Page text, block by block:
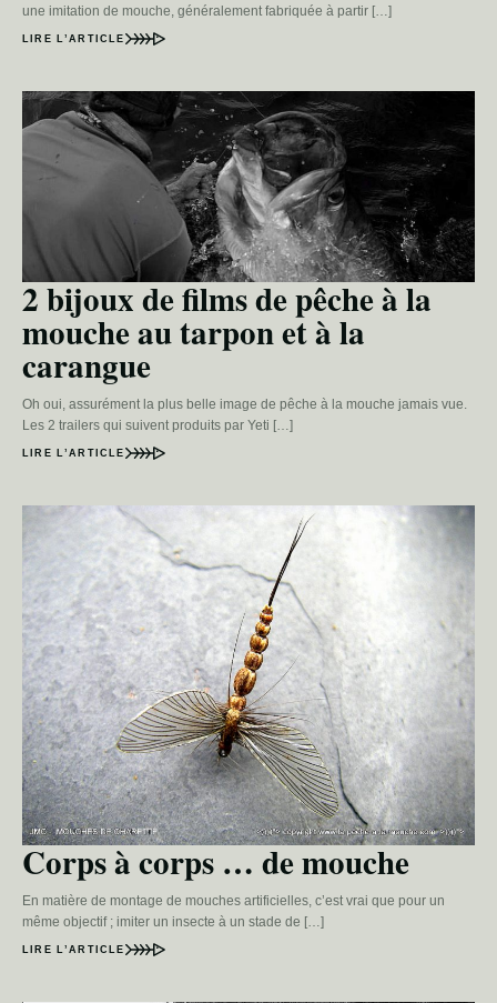
une imitation de mouche, généralement fabriquée à partir […]
LIRE L’ARTICLE
2 bijoux de films de pêche à la
mouche au tarpon et à la
carangue
Oh oui, assurément la plus belle image de pêche à la mouche jamais vue.
Les 2 trailers qui suivent produits par Yeti […]
LIRE L’ARTICLE
Corps à corps … de mouche
En matière de montage de mouches artificielles, c’est vrai que pour un
même objectif ; imiter un insecte à un stade de […]
LIRE L’ARTICLE